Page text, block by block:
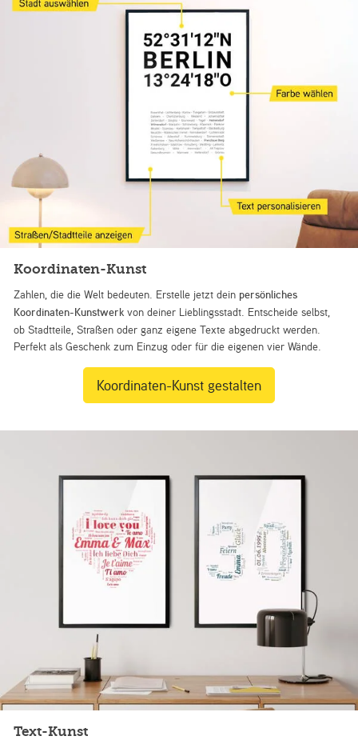
Koordinaten-Kunst
Zahlen, die die Welt bedeuten. Erstelle jetzt dein persönliches
Koordinaten-Kunstwerk von deiner Lieblingsstadt. Entscheide selbst,
ob Stadtteile, Straßen oder ganz eigene Texte abgedruckt werden.
Perfekt als Geschenk zum Einzug oder für die eigenen vier Wände.
Koordinaten-Kunst gestalten
Text-Kunst